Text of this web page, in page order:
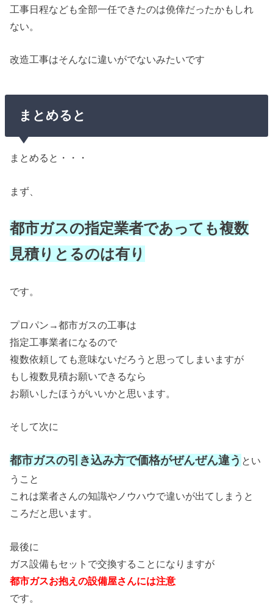
工事日程なども全部一任できたのは僥倖だったかもしれ
ない。
改造工事はそんなに違いがでないみたいです
まとめると
まとめると・・・
まず、
都市ガスの指定業者であっても複数
見積りとるのは有り
です。
プロパン→都市ガスの工事は
指定工事業者になるので
複数依頼しても意味ないだろうと思ってしまいますが
もし複数見積お願いできるなら
お願いしたほうがいいかと思います。
そして次に
都市ガスの引き込み方で価格がぜんぜん違う とい
うこと
これは業者さんの知識やノウハウで違いが出てしまうと
ころだと思います。
最後に
ガス設備もセットで交換することになりますが
都市ガスお抱えの設備屋さんには注意
です。